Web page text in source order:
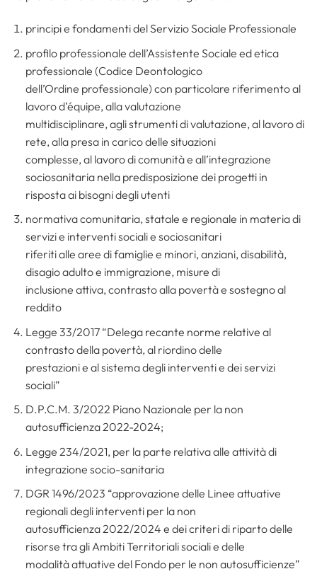
principi e fondamenti del Servizio Sociale Professionale
profilo professionale dell’Assistente Sociale ed etica
professionale (Codice Deontologico
dell’Ordine professionale) con particolare riferimento al
lavoro d’équipe, alla valutazione
multidisciplinare, agli strumenti di valutazione, al lavoro di
rete, alla presa in carico delle situazioni
complesse, al lavoro di comunità e all’integrazione
sociosanitaria nella predisposizione dei progetti in
risposta ai bisogni degli utenti
normativa comunitaria, statale e regionale in materia di
servizi e interventi sociali e sociosanitari
riferiti alle aree di famiglie e minori, anziani, disabilità,
disagio adulto e immigrazione, misure di
inclusione attiva, contrasto alla povertà e sostegno al
reddito
Legge 33/2017 “Delega recante norme relative al
contrasto della povertà, al riordino delle
prestazioni e al sistema degli interventi e dei servizi
sociali”
D.P.C.M. 3/2022 Piano Nazionale per la non
autosufficienza 2022-2024;
Legge 234/2021, per la parte relativa alle attività di
integrazione socio-sanitaria
DGR 1496/2023 “approvazione delle Linee attuative
regionali degli interventi per la non
autosufficienza 2022/2024 e dei criteri di riparto delle
risorse tra gli Ambiti Territoriali sociali e delle
modalità attuative del Fondo per le non autosufficienze”